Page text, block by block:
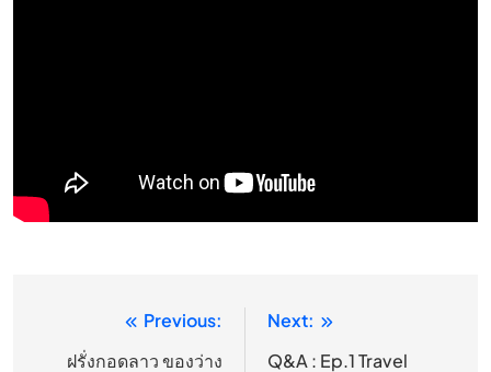
แนะแนว
เรื่อง
Previous:
ฝรั่งกอดลาว ของว่าง
Next:
Q&A : Ep.1 Travel